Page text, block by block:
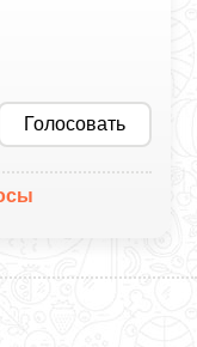
Голосовать